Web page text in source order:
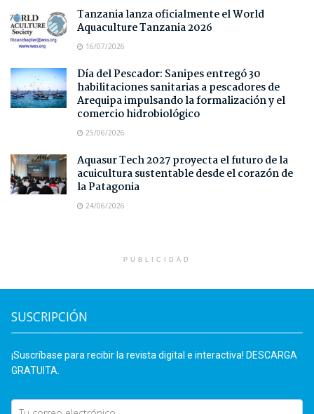
Tanzania lanza oficialmente el World
Aquaculture Tanzania 2026
16/07/2026
Día del Pescador: Sanipes entregó 30
habilitaciones sanitarias a pescadores de
Arequipa impulsando la formalización y el
comercio hidrobiológico
25/06/2026
Aquasur Tech 2027 proyecta el futuro de la
acuicultura sustentable desde el corazón de
la Patagonia
24/06/2026
PUBLICIDAD
SUSCRIPCIÓN
¡Suscríbase para recibir la revista digital e interactiva! DESCARGA
GRATUITA.